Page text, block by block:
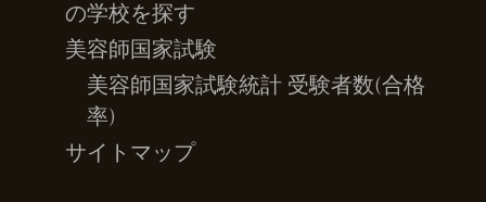
の学校を探す
美容師国家試験
美容師国家試験統計 受験者数(合格
率)
サイトマップ